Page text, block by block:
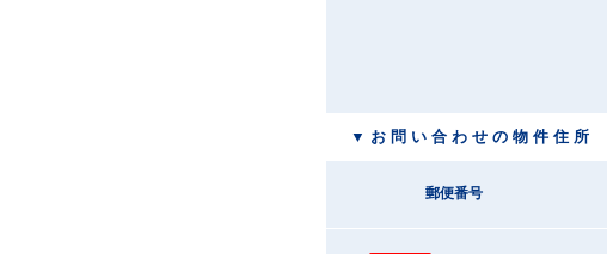
▼ お 問 い 合 わ せ の 物 件 住 所
郵便番号